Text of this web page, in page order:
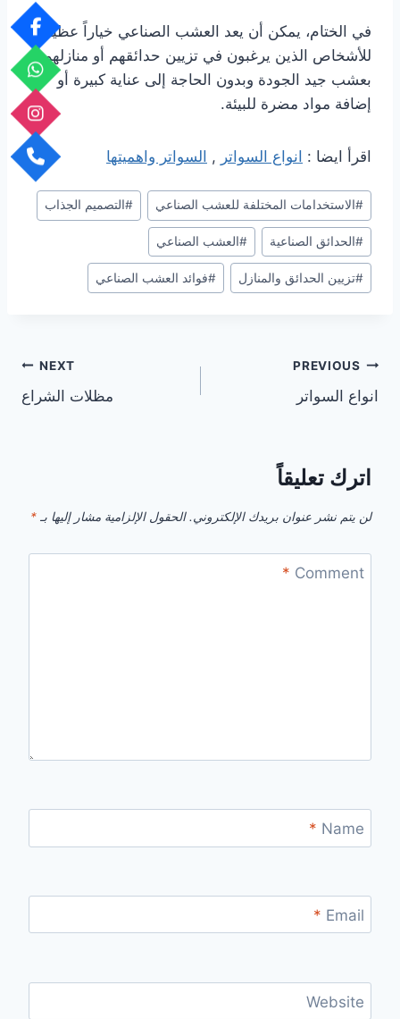
في الختام، يمكن أن يعد العشب الصناعي خياراً عظيماً
للأشخاص الذين يرغبون في تزيين حدائقهم أو منازلهم
بعشب جيد الجودة وبدون الحاجة إلى عناية كبيرة أو
إضافة مواد مضرة للبيئة.
اقرأ ايضا : انواع السواتر , السواتر واهميتها
Post
Tags:
#الاستخدامات المختلفة للعشب الصناعي #التصميم الجذاب
#الحدائق الصناعية #العشب الصناعي
#تزيين الحدائق والمنازل #فوائد العشب الصناعي
تصفّح
المقالات
PREVIOUS
انواع السواتر
NEXT
مظلات الشراع
اترك تعليقاً
لن يتم نشر عنوان بريدك الإلكتروني. الحقول الإلزامية مشار إليها بـ *
Comment
*
Name
*
Email
*
Website